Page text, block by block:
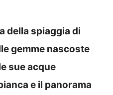
della spiaggia di
gemme nascoste
sue acque
e il panorama